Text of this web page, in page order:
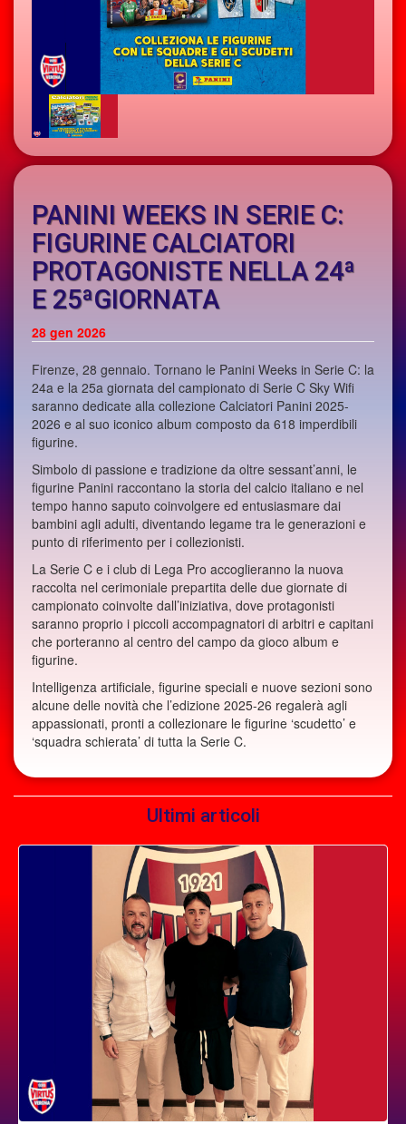
PANINI WEEKS IN SERIE C:
FIGURINE CALCIATORI
PROTAGONISTE NELLA 24ª
E 25ªGIORNATA
28 gen 2026
Firenze, 28 gennaio. Tornano le Panini Weeks in Serie C: la
24a e la 25a giornata del campionato di Serie C Sky Wifi
saranno dedicate alla collezione Calciatori Panini 2025-
2026 e al suo iconico album composto da 618 imperdibili
figurine.
Simbolo di passione e tradizione da oltre sessant’anni, le
figurine Panini raccontano la storia del calcio italiano e nel
tempo hanno saputo coinvolgere ed entusiasmare dai
bambini agli adulti, diventando legame tra le generazioni e
punto di riferimento per i collezionisti.
La Serie C e i club di Lega Pro accoglieranno la nuova
raccolta nel cerimoniale prepartita delle due giornate di
campionato coinvolte dall’iniziativa, dove protagonisti
saranno proprio i piccoli accompagnatori di arbitri e capitani
che porteranno al centro del campo da gioco album e
figurine.
Intelligenza artificiale, figurine speciali e nuove sezioni sono
alcune delle novità che l’edizione 2025-26 regalerà agli
appassionati, pronti a collezionare le figurine ‘scudetto’ e
‘squadra schierata’ di tutta la Serie C.
Ultimi articoli